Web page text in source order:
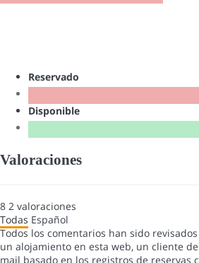
Reservado
Disponible
Valoraciones
8 2 valoraciones
Todas Español
Todos los comentarios han sido
un alojamiento en esta web, un cliente
mail basado en los registros de reservas